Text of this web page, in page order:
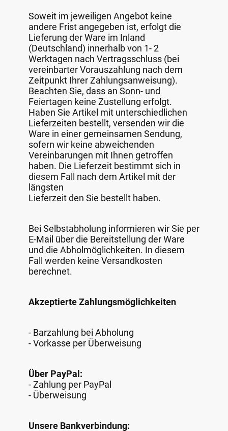
Soweit im jeweiligen Angebot keine
andere Frist angegeben ist, erfolgt die
Lieferung der Ware im Inland
(Deutschland) innerhalb von 1- 2
Werktagen nach Vertragsschluss (bei
vereinbarter Vorauszahlung nach dem
Zeitpunkt Ihrer Zahlungsanweisung).
Beachten Sie, dass an Sonn- und
Feiertagen keine Zustellung erfolgt.
Haben Sie Artikel mit unterschiedlichen
Lieferzeiten bestellt, versenden wir die
Ware in einer gemeinsamen Sendung,
sofern wir keine abweichenden
Vereinbarungen mit Ihnen getroffen
haben. Die Lieferzeit bestimmt sich in
diesem Fall nach dem Artikel mit der
längsten
Lieferzeit den Sie bestellt haben.
Bei Selbstabholung informieren wir Sie per
E-Mail über die Bereitstellung der Ware
und die Abholmöglichkeiten. In diesem
Fall werden keine Versandkosten
berechnet.
Akzeptierte Zahlungsmöglichkeiten
- Barzahlung bei Abholung
- Vorkasse per Überweisung
Über PayPal:
- Zahlung per PayPal
- Überweisung
Unsere Bankverbindung: